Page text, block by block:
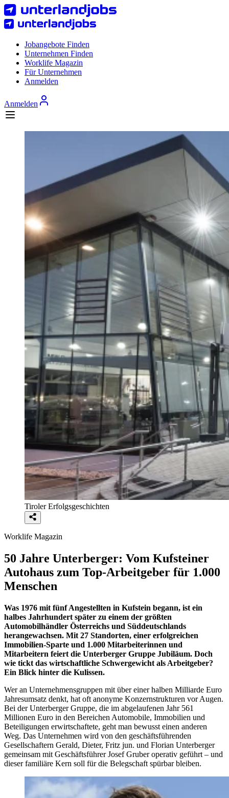
Jobangebote Finden
Unternehmen Finden
Worklife Magazin
Für Unternehmen
Anmelden
Anmelden
Tiroler Erfolgsgeschichten
Worklife Magazin
50 Jahre Unterberger: Vom Kufsteiner
Autohaus zum Top-Arbeitgeber für 1.000
Menschen
Was 1976 mit fünf Angestellten in Kufstein begann, ist ein
halbes Jahrhundert später zu einem der größten
Automobilhändler Österreichs und Süddeutschlands
herangewachsen. Mit 27 Standorten, einer erfolgreichen
Immobilien-Sparte und 1.000 Mitarbeiterinnen und
Mitarbeitern feiert die Unterberger Gruppe Jubiläum. Doch
wie tickt das wirtschaftliche Schwergewicht als Arbeitgeber?
Ein Blick hinter die Kulissen.
Wer an Unternehmensgruppen mit über einer halben Milliarde Euro
Jahresumsatz denkt, hat oft anonyme Konzernstrukturen vor Augen.
Bei der Unterberger Gruppe, die im abgelaufenen Jahr 561
Millionen Euro in den Bereichen Automobile, Immobilien und
Beteiligungen erwirtschaftete, geht man bewusst einen anderen
Weg. Das Unternehmen wird von den geschäftsführenden
Gesellschaftern Gerald, Dieter, Fritz jun. und Florian Unterberger
gemeinsam mit Geschäftsführer Josef Gruber operativ geführt – und
dieser familiäre Kern soll für die Belegschaft spürbar bleiben.